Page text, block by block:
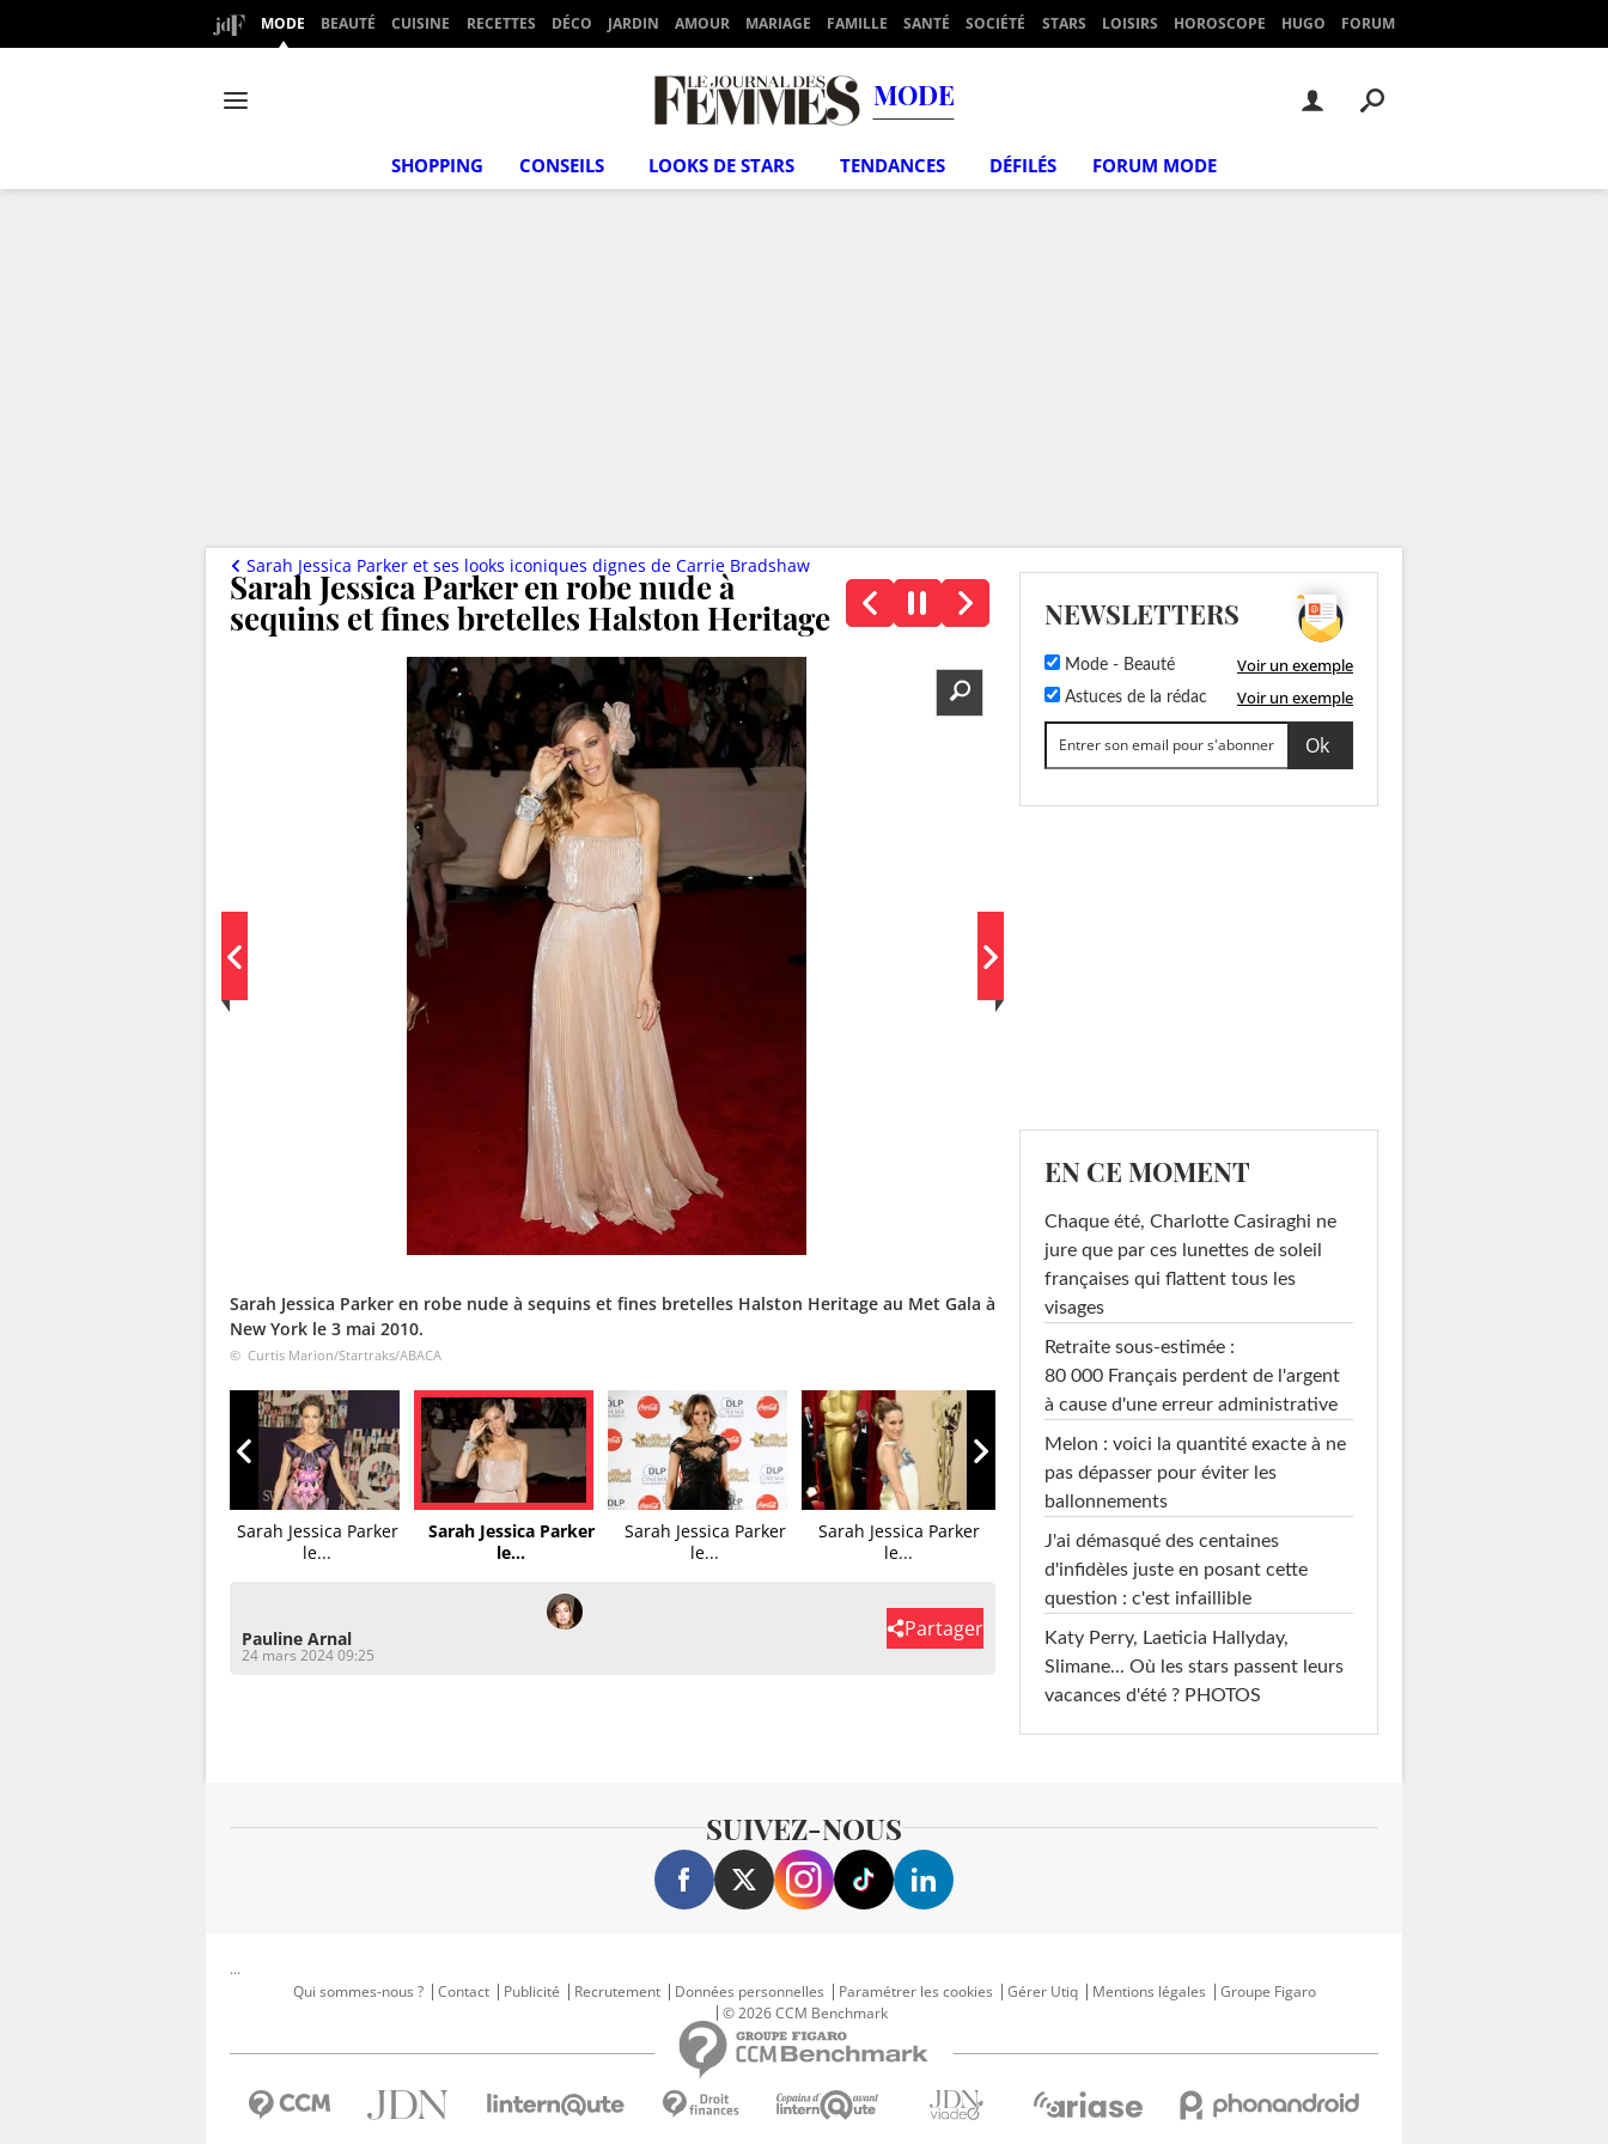
MODE BEAUTÉ CUISINE RECETTES DÉCO JARDIN AMOUR MARIAGE FAMILLE SANTÉ SOCIÉTÉ STARS LOISIRS HOROSCOPE HUGO FORUM
MODE
SHOPPING CONSEILS LOOKS DE STARS TENDANCES DÉFILÉS FORUM MODE
Sarah Jessica Parker en robe nude à
sequins et fines bretelles Halston Heritage
Sarah Jessica Parker et ses looks iconiques dignes de Carrie Bradshaw
Sarah Jessica Parker en robe nude à sequins et fines bretelles Halston Heritage au Met Gala à
New York le 3 mai 2010.
© Curtis Marion/Startraks/ABACA
Sarah Jessica Parker
le...
Sarah Jessica Parker
le...
Sarah Jessica Parker
le...
Sarah Jessica Parker
le...
Pauline Arnal
24 mars 2024 09:25
Partager
NEWSLETTERS
Mode - Beauté Voir un exemple
Astuces de la rédac Voir un exemple
EN CE MOMENT
Chaque été, Charlotte Casiraghi ne
jure que par ces lunettes de soleil
françaises qui flattent tous les
visages
Retraite sous-estimée :
80 000 Français perdent de l'argent
à cause d'une erreur administrative
Melon : voici la quantité exacte à ne
pas dépasser pour éviter les
ballonnements
J'ai démasqué des centaines
d'infidèles juste en posant cette
question : c'est infaillible
Katy Perry, Laeticia Hallyday,
Slimane... Où les stars passent leurs
vacances d'été ? PHOTOS
SUIVEZ-NOUS
...
Qui sommes-nous ?
Contact Publicité Recrutement Données personnelles Paramétrer les cookies Gérer Utiq Mentions légales
Groupe Figaro
© 2026 CCM Benchmark